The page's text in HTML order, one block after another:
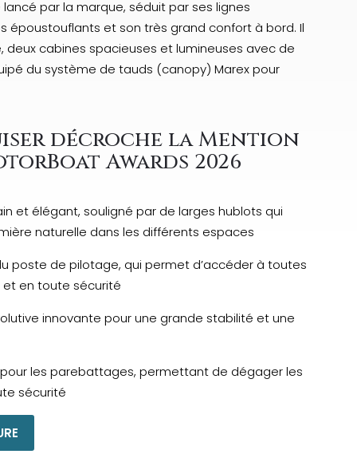
lancé par la marque, séduit par ses lignes
époustouflants et son très grand confort à bord. Il
deux cabines spacieuses et lumineuses avec de
du système de tauds (canopy) Marex pour
décroche la Mention
Awards 2026
et élégant, souligné par de larges hublots qui
naturelle dans les différents espaces
poste de pilotage, qui permet d’accéder à toutes
en toute sécurité
innovante pour une grande stabilité et une
les parebattages, permettant de dégager les
sécurité